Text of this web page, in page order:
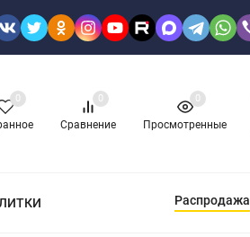
0
Сравнение
0
Просмотренные
0
Распродажа